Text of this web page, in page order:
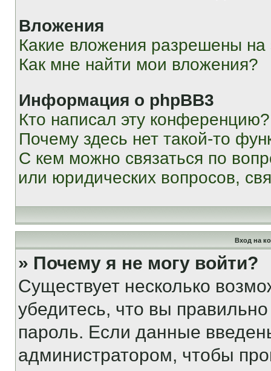
Вложения
Какие вложения разрешены
Как мне найти мои вложения?
Информация о phpBB3
Кто написал эту конференцию?
Почему здесь нет такой-то
С кем можно связаться по
или юридических вопросов,
Вход на
» Почему я не могу войти?
Существует несколько
убедитесь, что вы
пароль. Если данные
администратором, чтобы